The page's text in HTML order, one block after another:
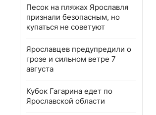
Песок на пляжах Ярославля
признали безопасным, но
купаться не советуют
Ярославцев предупредили о
грозе и сильном ветре 7
августа
Кубок Гагарина едет по
Ярославской области